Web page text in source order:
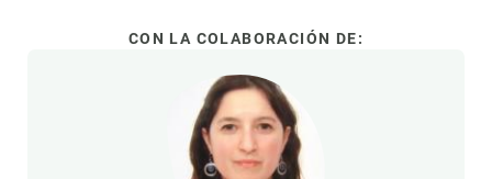
CON LA COLABORACIÓN DE: